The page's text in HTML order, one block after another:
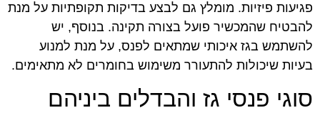
פגיעות פיזיות. מומלץ גם לבצע בדיקות תקופתיות על מנת
להבטיח שהמכשיר פועל בצורה תקינה. בנוסף, יש
להשתמש בגז איכותי שמתאים לפנס, על מנת למנוע
בעיות שיכולות להתעורר משימוש בחומרים לא מתאימים.
סוגי פנסי גז והבדלים ביניהם